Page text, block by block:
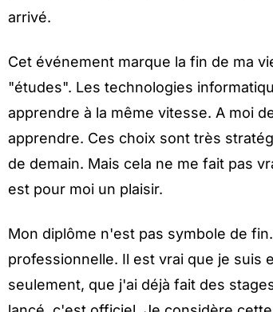
arrivé.
Cet événement marque la fin de ma
"études". Les technologies
apprendre à la même vitesse. A moi
apprendre. Ces choix sont très
de demain. Mais cela ne me fait pas
est pour moi un plaisir.
Mon diplôme n'est pas symbole de
professionnelle. Il est vrai que je suis
seulement, que j'ai déjà fait des